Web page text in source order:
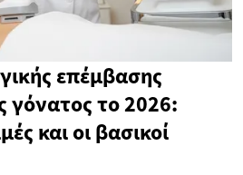
επέμβασης
γόνατος το 2026:
και οι βασικοί